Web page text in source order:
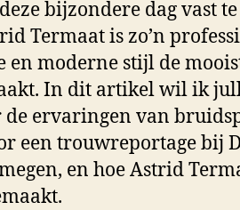
bijzondere dag vast te
Termaat is zo’n
en moderne stijl de
In dit artikel wil ik
ervaringen van
een trouwreportage bij
en hoe Astrid